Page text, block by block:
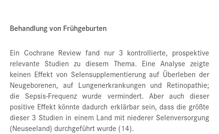
Behandlung von Frühgeburten
Ein Cochrane Review fand nur 3 kontrollierte, prospektive
relevante Studien zu diesem Thema. Eine Analyse zeigte
keinen Effekt von Selensupplementierung auf Überleben der
Neugeborenen, auf Lungenerkrankungen und Retinopathie;
die Sepsis-Frequenz wurde vermindert. Aber auch dieser
positive Effekt könnte dadurch erklärbar sein, dass die größte
dieser 3 Studien in einem Land mit niederer Selenversorgung
(Neuseeland) durchgeführt wurde (14).